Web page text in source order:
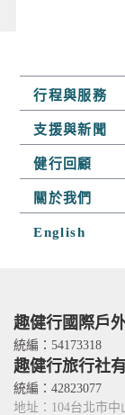
行程與服務
系列行程
半自助行
客製行程
山野小舖
山野學堂
支援與新聞
最新活動
山野快訊
參團須知
健行回顧
趣健行足跡
探險相簿
關於我們
關於趣健行
人才招募
TITO card 優
合作關係
English
Contact Us
趣健行國際戶
統編：54173318
趣健行旅行社
統編：42823077
地址：104台北市中